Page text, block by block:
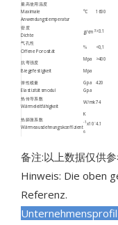
最高使用温度
Maximale
Anwendungstemperatur
℃ 1600
密度
Dichte
g/cm3>3.1
气孔性
Offene Porosität
% <0,1
抗弯强度
Biegefestigkeit
Mpa >400
Mpa
弹性模量
Elastizitätsmodul
Gpa 420
Gpa
热传导系数
Wärmeleitfähigkeit
W/mk74
热膨胀系数
Wärmeausdehnungskoeffizient
K
-1x10-
6
4.1
耐酸碱度 优
备注:以上数据仅供参
Hinweis: Die oben
Referenz.